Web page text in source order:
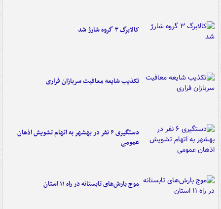
کالابرگ ۳ گروه شارژ شد
تکذیب شایعه معافیت سربازان فراری
دستگیری ۶ نفر در بهشهر به اتهام تشویش اذهان
عمومی
موج بارش‌های تابستانه در راه ۱۱ استان